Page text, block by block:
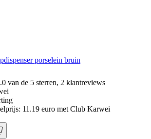
porselein bruin
van de 5 sterren, 2 klantreviews
11.19 euro met Club Karwei